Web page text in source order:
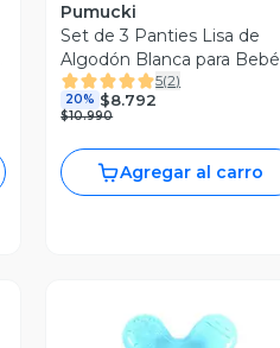
Pumucki
Set de 3 Panties Lisa de
Algodón Blanca para Bebé
Pumucki
5(2)
20% $8.792
$10.990
Agregar al carro